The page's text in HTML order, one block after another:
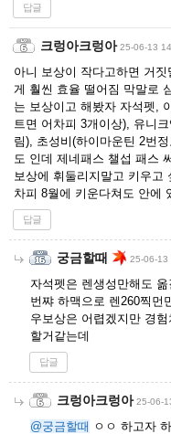
답글
크렁아크렁아 25-06-13
아니 보상이 작다고하면 거
게 훨씬 효율 떨어짐 막말로
는 보상이고 해봤자 자석펫,
트면 어차피 3개이상), 유니
림), 초성비(하이마운틴 2번
도 인데 제네패스 챌섭 패스
보상에 휘둘리지말고 키우고
차피 8월에 키운다쳐도 안에
답글
궁금할때 25-06-13
자석펫은 렌생성만해도
번쨔 하맥으로 렌260찍먼
우보상은 어렵겠지만 경
할거같는데
답글
크렁아크렁아 25-06-
@궁금할때 ㅇㅇ 하고자